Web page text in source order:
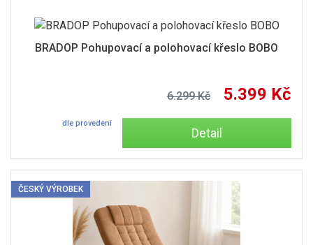
BRADOP Pohupovací a polohovací křeslo BOBO
6.299 Kč 5.399 Kč
dle provedení
Detail
ČESKÝ VÝROBEK